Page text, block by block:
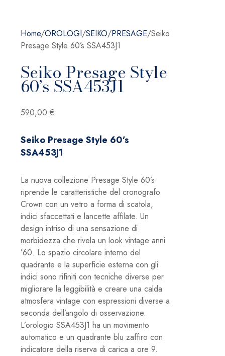
Home/OROLOGI/SEIKO/PRESAGE/Seiko
Presage Style 60’s SSA453J1
Seiko Presage Style
60’s SSA453J1
590,00 €
Seiko Presage Style 60’s
SSA453J1
La nuova collezione Presage Style 60’s
riprende le caratteristiche del cronografo
Crown con un vetro a forma di scatola,
indici sfaccettati e lancette affilate. Un
design intriso di una sensazione di
morbidezza che rivela un look vintage anni
’60. Lo spazio circolare interno del
quadrante e la superficie esterna con gli
indici sono rifiniti con tecniche diverse per
migliorare la leggibilità e creare una calda
atmosfera vintage con espressioni diverse a
seconda dell’angolo di osservazione.
L’orologio SSA453J1 ha un movimento
automatico e un quadrante blu zaffiro con
indicatore della riserva di carica a ore 9.